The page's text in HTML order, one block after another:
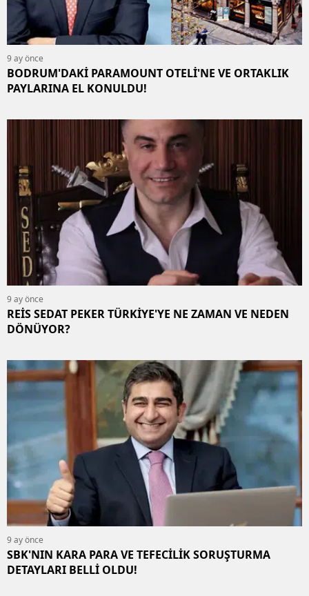
9 ay önce
BODRUM'DAKİ PARAMOUNT OTELİ'NE VE ORTAKLIK
PAYLARINA EL KONULDU!
9 ay önce
REİS SEDAT PEKER TÜRKİYE'YE NE ZAMAN VE NEDEN
DÖNÜYOR?
9 ay önce
SBK'NIN KARA PARA VE TEFECİLİK SORUŞTURMA
DETAYLARI BELLİ OLDU!